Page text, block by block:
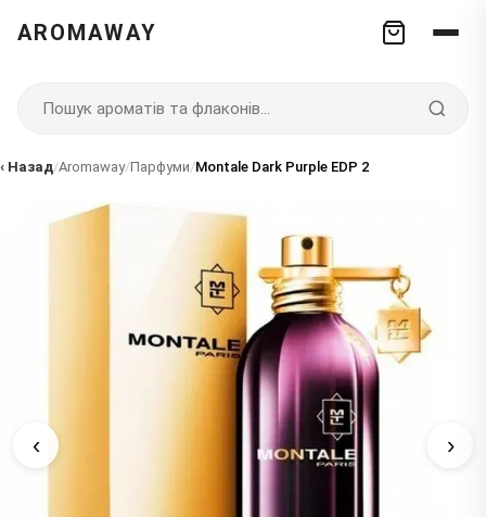
AROMAWAY
‹ Назад/Aromaway/Парфуми/Montale Dark Purple EDP 2
‹ ›